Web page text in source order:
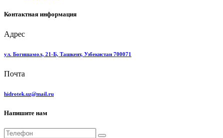
Контактная информация
Адрес
ул. Богишамол, 21-Б, Ташкент, Узбекистан 700071
Почта
hidrotek.uz@mail.ru
Напишите нам